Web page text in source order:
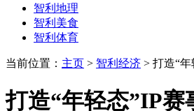
智利地理
智利美食
智利体育
当前位置： 主页 > 智利经济 > 打造“
打造“年轻态”IP赛